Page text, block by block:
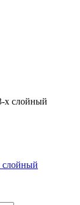
слойный